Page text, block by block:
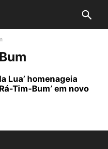
Lua’ homenageia
Tim-Bum’ em novo